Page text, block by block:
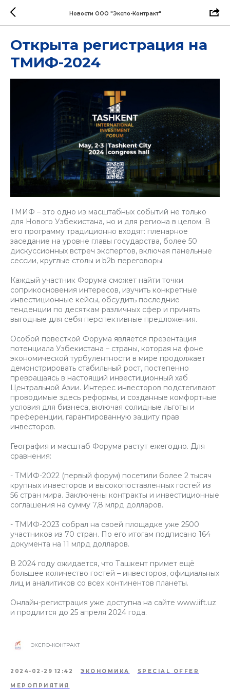
Новости ООО "Экспо-Контракт"
Открыта регистрация на
ТМИФ-2024
ТМИФ – это одно из масштабных событий не только
для Нового Узбекистана, но и для региона в целом. В
его программу традиционно входят: пленарное
заседание на уровне главы государства, более 50
дискуссионных встреч экспертов, включая панельные
сессии, круглые столы и b2b переговоры.
Каждый участник Форума сможет найти точки
соприкосновения интересов, изучить конкретные
инвестиционные кейсы, обсудить последние
тенденции по десяткам различных сфер и принять
выгодные для себя перспективные предложения.
Особой повесткой Форума является презентация
потенциала Узбекистана – страны, которая на фоне
экономической турбулентности в мире продолжает
демонстрировать стабильный рост, постепенно
превращаясь в настоящий инвестиционный хаб
Центральной Азии. Интерес инвесторов подстегивают
проводимые здесь реформы, и созданные комфортные
условия для бизнеса, включая солидные льготы и
преференции, гарантированную защиту прав
инвесторов.
География и масштаб Форума растут ежегодно. Для
сравнения:
- ТМИФ-2022 (первый форум) посетили более 2 тысяч
крупных инвесторов и высокопоставленных гостей из
56 стран мира. Заключены контракты и инвестиционные
соглашения на сумму 7,8 млрд долларов.
- ТМИФ-2023 собрал на своей площадке уже 2500
участников из 70 стран. По его итогам подписано 164
документа на 11 млрд долларов.
В 2024 году ожидается, что Ташкент примет ещё
большее количество гостей – инвесторов, официальных
лиц и аналитиков со всех континентов планеты.
Онлайн-регистрация уже доступна на сайте www.iift.uz
и продлится до 25 апреля 2024 года.
ЭКСПО-КОНТРАКТ
2024-02-29 12:42 ЭКОНОМИКА SPECIAL OFFER
МЕРОПРИЯТИЯ